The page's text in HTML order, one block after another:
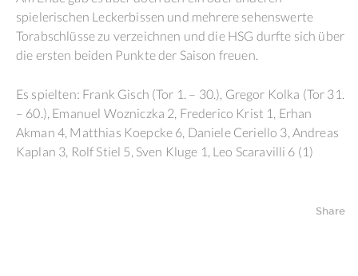
spielerischen Leckerbissen und mehrere sehenswerte
Torabschlüsse zu verzeichnen und die HSG durfte sich über
die ersten beiden Punkte der Saison freuen.
Es spielten: Frank Gisch (Tor 1. – 30.), Gregor Kolka (Tor 31.
– 60.), Emanuel Wozniczka 2, Frederico Krist 1, Erhan
Akman 4, Matthias Koepcke 6, Daniele Ceriello 3, Andreas
Kaplan 3, Rolf Stiel 5, Sven Kluge 1, Leo Scaravilli 6 (1)
Share